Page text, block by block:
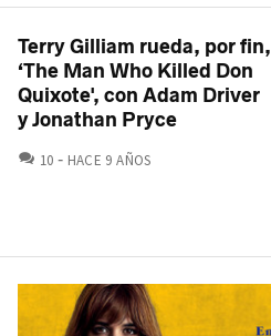
Terry Gilliam rueda, por fin,
‘The Man Who Killed Don
Quixote', con Adam Driver
y Jonathan Pryce
10 COMENTARIOS
HACE 9 AÑOS